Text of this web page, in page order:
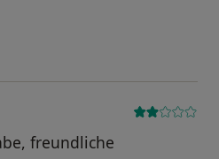
freundliche